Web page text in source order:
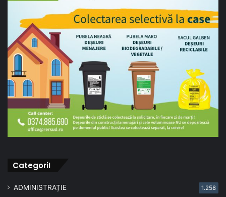
CategoriI
ADMINISTRAȚIE 1.258